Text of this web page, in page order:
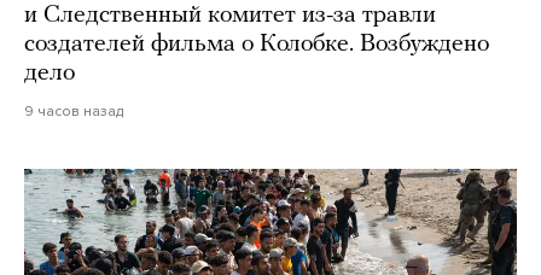
и Следственный комитет из-за травли
создателей фильма о Колобке. Возбуждено
дело
9 часов назад